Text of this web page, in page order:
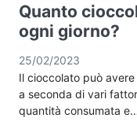
Quanto
ogni giorno?
25/02/2023
Il cioccolato può
a seconda di vari
quantità consumata